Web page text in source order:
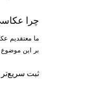
چرا
ما معتقدیم
بر این موضوع
ثبت